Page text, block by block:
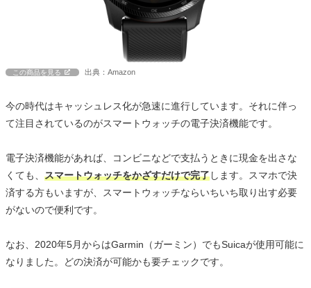
この商品を見る 出典：Amazon
今の時代はキャッシュレス化が急速に進行しています。それに伴っ
て注目されているのがスマートウォッチの電子決済機能です。
電子決済機能があれば、コンビニなどで支払うときに現金を出さな
くても、 スマートウォッチをかざすだけで完了します。スマホで決
済する方もいますが、スマートウォッチならいちいち取り出す必要
がないので便利です。
なお、2020年5月からはGarmin（ガーミン）でもSuicaが使用可能に
なりました。どの決済が可能かも要チェックです。